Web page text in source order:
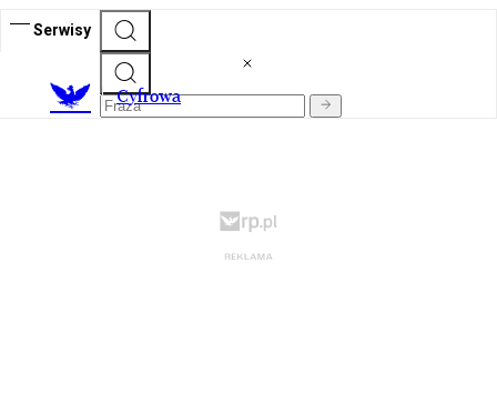
Serwisy
Cyfrowa